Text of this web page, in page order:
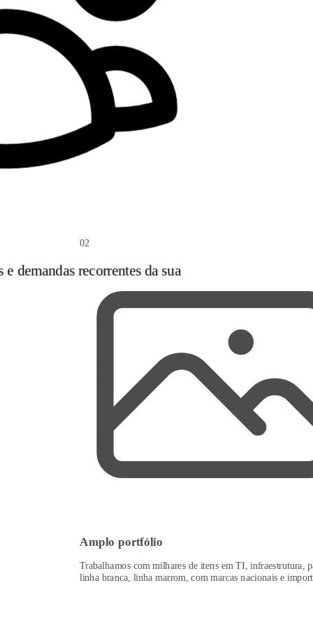
demandas recorrentes da sua
02
Amplo portfólio
Trabalhamos com milhares de itens em TI, infraestrutura,
linha branca, linha marrom, com marcas nacionais e